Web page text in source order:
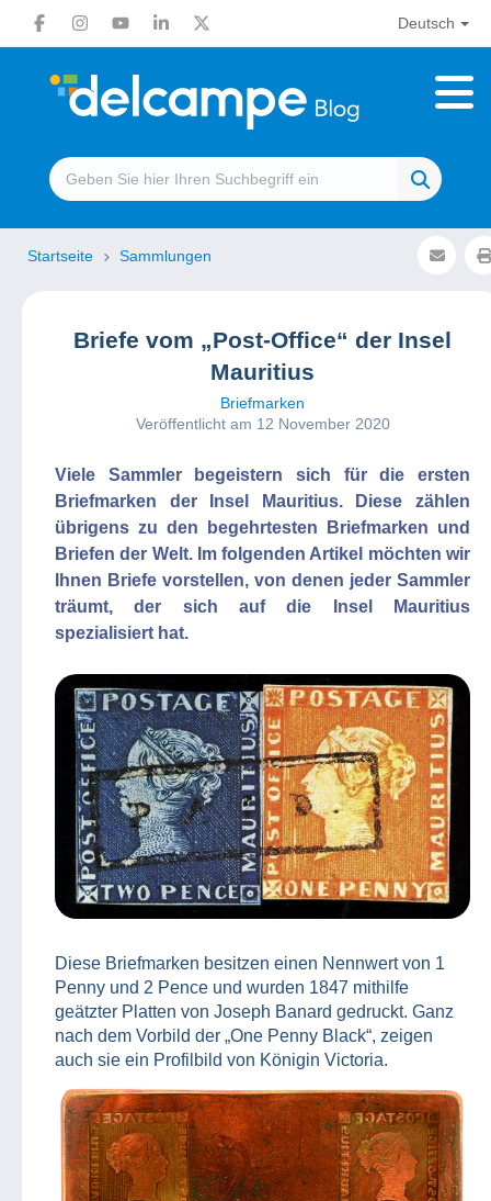
Deutsch
Startseite Sammlungen
Briefe vom „Post-Office“ der Insel
Mauritius
Briefmarken
Veröffentlicht am 12 November 2020
Viele Sammler begeistern sich für die ersten
Briefmarken der Insel Mauritius. Diese zählen
übrigens zu den begehrtesten Briefmarken und
Briefen der Welt. Im folgenden Artikel möchten wir
Ihnen Briefe vorstellen, von denen jeder Sammler
träumt, der sich auf die Insel Mauritius
spezialisiert hat.
Diese Briefmarken besitzen einen Nennwert von 1
Penny und 2 Pence und wurden 1847 mithilfe
geätzter Platten von Joseph Banard gedruckt. Ganz
nach dem Vorbild der „One Penny Black“, zeigen
auch sie ein Profilbild von Königin Victoria.